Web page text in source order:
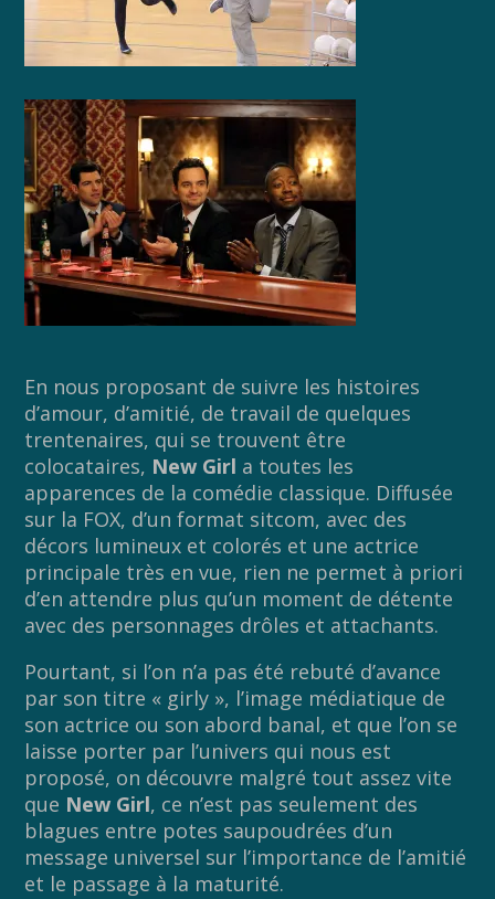
En nous proposant de suivre les histoires
d’amour, d’amitié, de travail de quelques
trentenaires, qui se trouvent être
colocataires, New Girl a toutes les
apparences de la comédie classique. Diffusée
sur la FOX, d’un format sitcom, avec des
décors lumineux et colorés et une actrice
principale très en vue, rien ne permet à priori
d’en attendre plus qu’un moment de détente
avec des personnages drôles et attachants.
Pourtant, si l’on n’a pas été rebuté d’avance
par son titre « girly », l’image médiatique de
son actrice ou son abord banal, et que l’on se
laisse porter par l’univers qui nous est
proposé, on découvre malgré tout assez vite
que New Girl, ce n’est pas seulement des
blagues entre potes saupoudrées d’un
message universel sur l’importance de l’amitié
et le passage à la maturité.